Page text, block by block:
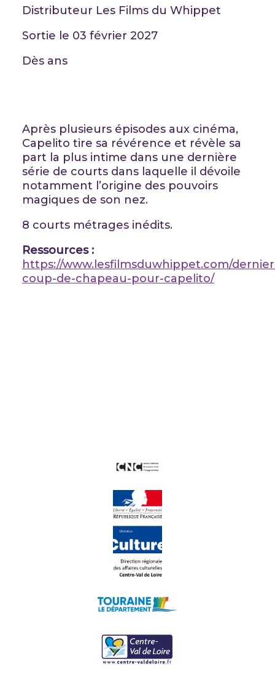
Distributeur Les Films du Whippet
Sortie le 03 février 2027
Dès ans
Après plusieurs épisodes aux cinéma,
Capelito tire sa révérence et révèle sa
part la plus intime dans une dernière
série de courts dans laquelle il dévoile
notamment l’origine des pouvoirs
magiques de son nez.
8 courts métrages inédits.
Ressources :
https://www.lesfilmsduwhippet.com/
coup-de-chapeau-pour-capelito/